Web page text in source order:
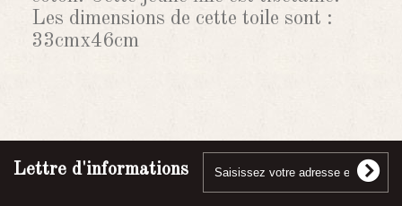
Les dimensions de cette toile sont :
33cmx46cm
Lettre d'informations